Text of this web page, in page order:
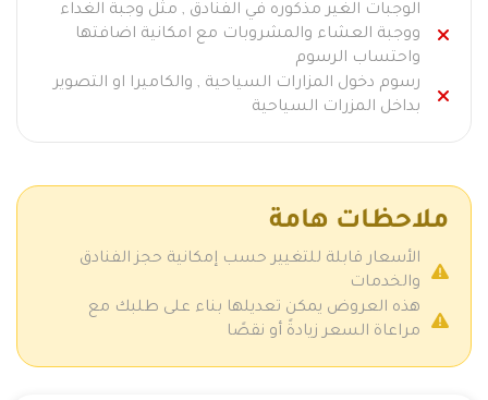
الوجبات الغير مذكوره في الفنادق , مثل وجبة الغداء
ووجبة العشاء والمشروبات مع امكانية اضافتها
واحتساب الرسوم
رسوم دخول المزارات السياحية , والكاميرا او التصوير
بداخل المزرات السياحية
ملاحظات هامة
الأسعار قابلة للتغيير حسب إمكانية حجز الفنادق
والخدمات
هذه العروض يمكن تعديلها بناء على طلبك مع
مراعاة السعر زيادةً أو نقصًا